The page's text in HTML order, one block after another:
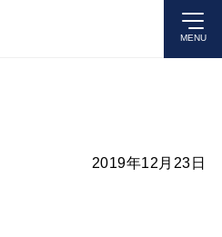
MENU
2019年12月23日